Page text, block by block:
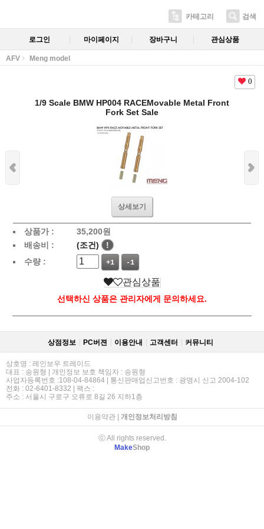
카테고리 검색
로그인 마이페이지 장바구니 관심상품
AFV Meng model
0
1/9 Scale BMW HP004 RACEMovable Metal Front
Fork Set Sale
상세보기
상품가 : 35,200원
배송비 :
(조건)
!
수량 :
+1 -1
관심상품
선택하신 상품은 관리자에게 문의하세요.
상점정보 PC버젼 이용안내 고객센터 커뮤니티
상호명 : 레인보우 트레이드
대표 : 송원형 | 개인정보 보호 책임자 : 송원형
사업자등록번호 :108-04-84864 | 통신판매업신고번호 : 광명시 신고 2004-102
전화 : 02-6401-8332 | 팩스 :
주소 : 서울시 구로구 오류로 8길 26 지하1층
이용약관| 개인정보처리방침
ⓒ All rights reserved.
MakeShop